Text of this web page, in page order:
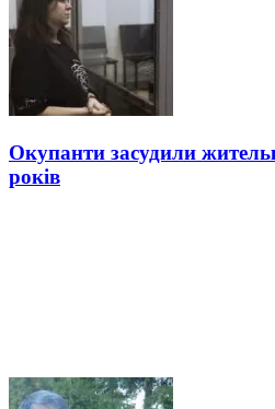
Окупанти засудили
років